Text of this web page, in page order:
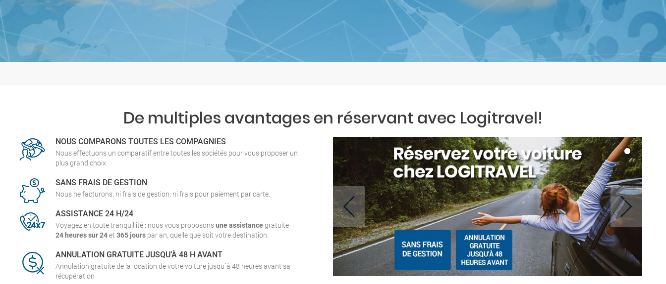
De multiples avantages en réservant avec Logitravel!
NOUS COMPARONS TOUTES LES COMPAGNIES
Nous effectuons un comparatif entre toutes les sociétés pour vous proposer un
plus grand choix
SANS FRAIS DE GESTION
Nous ne facturons, ni frais de gestion, ni frais pour paiement par carte.
ASSISTANCE 24 H/24
Voyagez en toute tranquillité : nous vous proposonsune assistancegratuite
24 heures sur 24et 365 jours par an, quelle que soit votre destination.
ANNULATION GRATUITE JUSQU’À 48 H AVANT
Annulation gratuite de la location de votre voiture jusqu´à 48 heures avant sa
récupération